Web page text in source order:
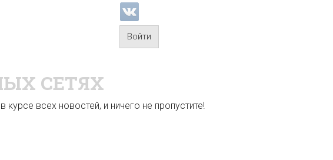
Войти
СЕТЯХ
всех новостей, и ничего не пропустите!